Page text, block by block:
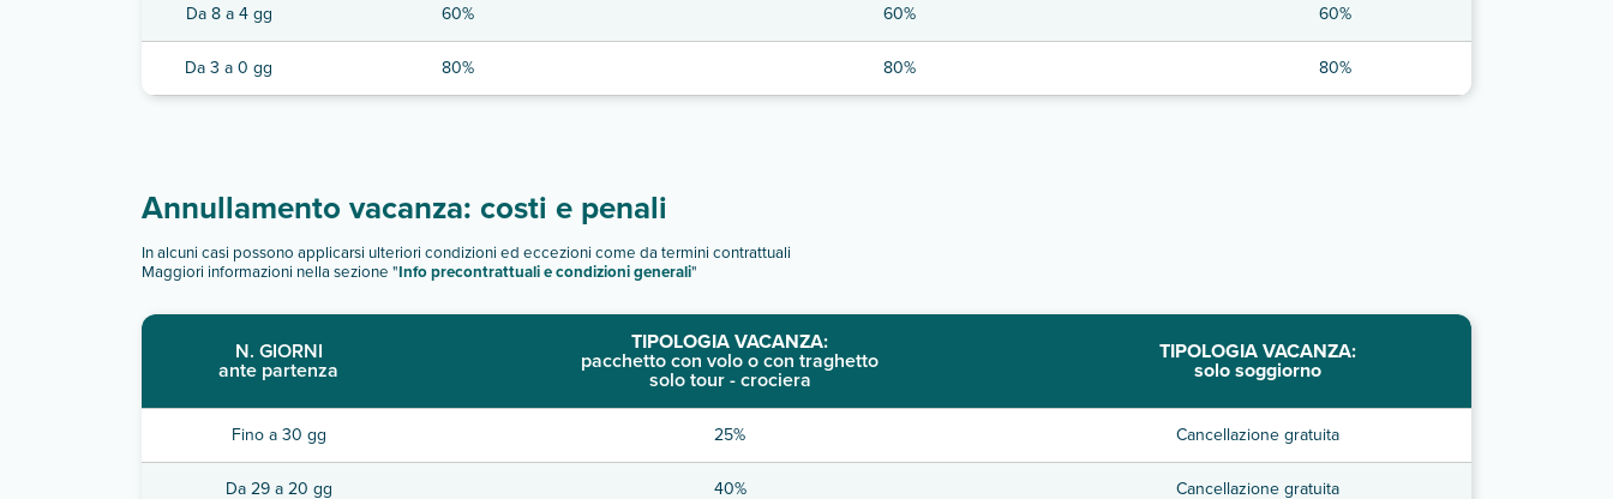
Da 8 a 4 gg 60% 60% 60%
Da 3 a 0 gg 80% 80% 80%
Annullamento vacanza: costi e penali
In alcuni casi possono applicarsi ulteriori condizioni ed eccezioni come da termini contrattuali
Maggiori informazioni nella sezione "Info precontrattuali e condizioni generali"
N. GIORNI
ante partenza
TIPOLOGIA VACANZA:
pacchetto con volo o con traghetto
solo tour - crociera
TIPOLOGIA VACANZA:
solo soggiorno
Fino a 30 gg 25% Cancellazione gratuita
Da 29 a 20 gg 40% Cancellazione gratuita